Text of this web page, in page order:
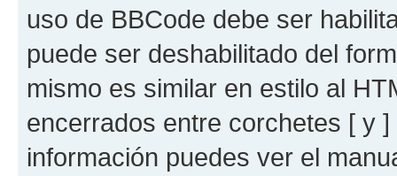
uso de BBCode debe ser
puede ser deshabilitado del
mismo es similar en estilo al
encerrados entre corchetes [ y
información puedes ver el